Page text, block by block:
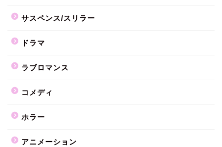
サスペンス/スリラー
ドラマ
ラブロマンス
コメディ
ホラー
アニメーション